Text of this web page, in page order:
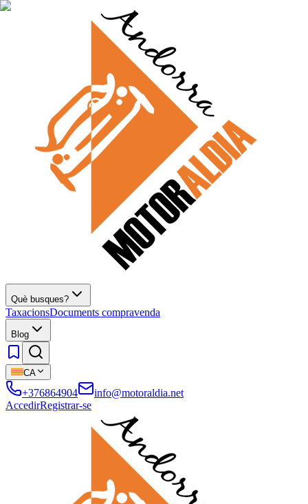
Què busques?
TaxacionsDocuments compravenda
Blog
CA
+376864904
info@motoraldia.net
AccedirRegistrar-se